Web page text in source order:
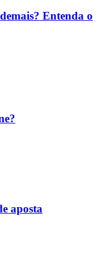
Entenda o
aposta